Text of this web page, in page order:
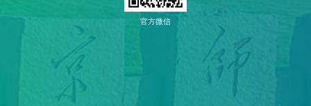
官方微信